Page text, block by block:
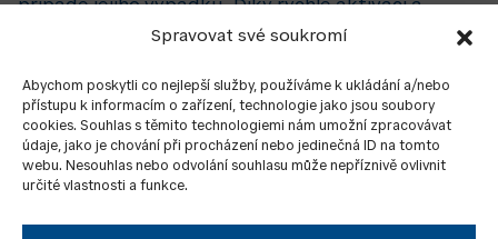
Spravovat své soukromí
Abychom poskytli co nejlepší služby, používáme k ukládání a/nebo
přístupu k informacím o zařízení, technologie jako jsou soubory
cookies. Souhlas s těmito technologiemi nám umožní zpracovávat
údaje, jako je chování při procházení nebo jedinečná ID na tomto
webu. Nesouhlas nebo odvolání souhlasu může nepříznivě ovlivnit
určité vlastnosti a funkce.
případě jejího výpadku. Díky rychlé aktivaci a
schopnosti okamžitě generovat elektřinu a teplo
elektřiny téměř okamžitě.